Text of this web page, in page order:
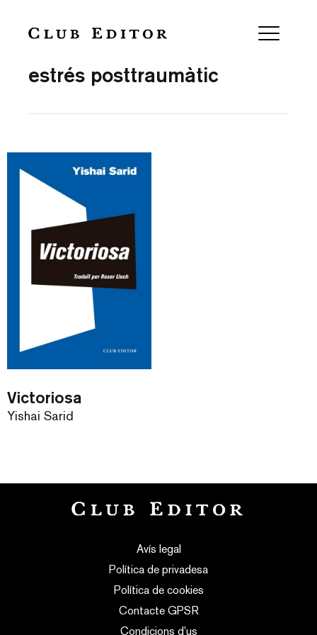
estrés posttraumàtic
Victoriosa
Yishai Sarid
Avís legal
Política de privadesa
Política de cookies
Contacte GPSR
Condicions d’us